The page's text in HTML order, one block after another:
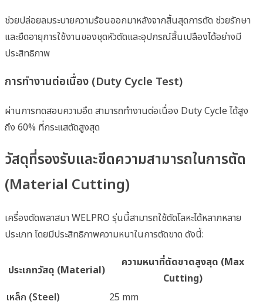
ช่วยปล่อยลมระบายความร้อนออกมาหลังจากสิ้นสุดการตัด ช่วยรักษา
และยืดอายุการใช้งานของชุดหัวตัดและอุปกรณ์สิ้นเปลืองได้อย่างมี
ประสิทธิภาพ
การทำงานต่อเนื่อง (Duty Cycle Test)
ผ่านการทดสอบความอึด สามารถทำงานต่อเนื่อง Duty Cycle ได้สูง
ถึง 60% ที่กระแสตัดสูงสุด
วัสดุที่รองรับและขีดความสามารถในการตัด
(Material Cutting)
เครื่องตัดพลาสมา WELPRO รุ่นนี้สามารถใช้ตัดโลหะได้หลากหลาย
ประเภท โดยมีประสิทธิภาพความหนาในการตัดขาด ดังนี้:
ประเภทวัสดุ (Material)
ความหนาที่ตัดขาดสูงสุด (Max
Cutting)
เหล็ก (Steel)
25 mm